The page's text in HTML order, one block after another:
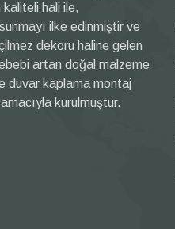
hali ile,
ilke edinmiştir ve
dekoru haline gelen
artan doğal malzeme
duvar kaplama montaj
kurulmuştur.